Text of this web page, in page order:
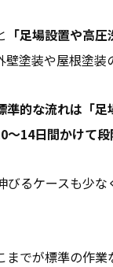
「足場設置や高
塗装や屋根塗
準的な流れは「
14日間かけて段
るケースも少
でが標準の作